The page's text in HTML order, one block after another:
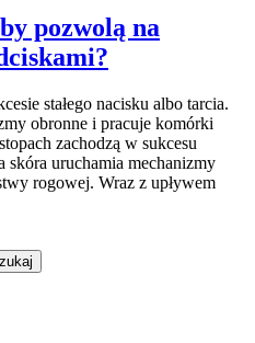
pozwolą na
stałego nacisku albo tarcia.
obronne i pracuje komórki
zachodzą w sukcesu
skóra uruchamia mechanizmy
rogowej. Wraz z upływem